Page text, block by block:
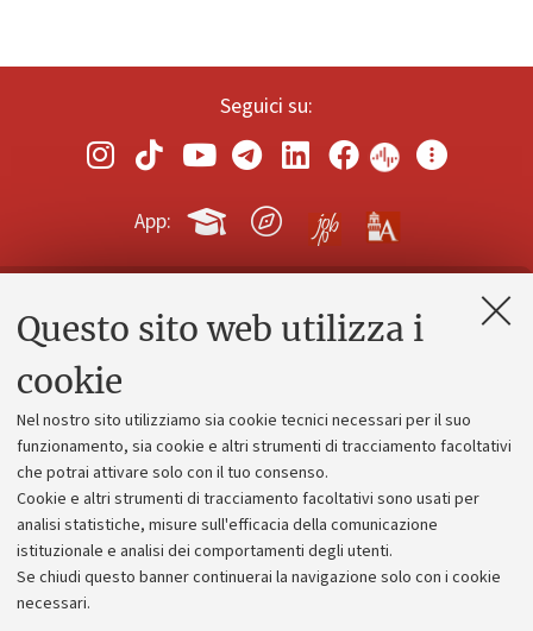
Questo sito web utilizza i
cookie
Nel nostro sito utilizziamo sia cookie tecnici necessari per il suo
funzionamento, sia cookie e altri strumenti di tracciamento facoltativi
che potrai attivare solo con il tuo consenso.
Cookie e altri strumenti di tracciamento facoltativi sono usati per
analisi statistiche, misure sull'efficacia della comunicazione
istituzionale e analisi dei comportamenti degli utenti.
Se chiudi questo banner continuerai la navigazione solo con i cookie
necessari.
Seguici su:
App:
Contatti e PEC
Alumni community
Piano strategico
Bilanci
Donazioni e 5x1000